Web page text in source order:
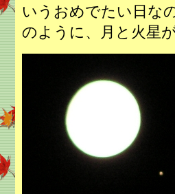
いうおめでたい日な
のように、月と火星